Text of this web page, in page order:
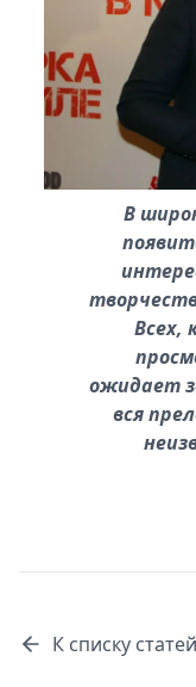
В
Всех,
ожидает
вся
К списку статей